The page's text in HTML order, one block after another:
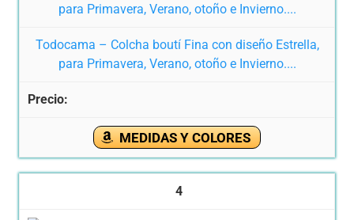
Todocama – Colcha boutí Fina con diseño Estrella,
para Primavera, Verano, otoño e Invierno....
MEDIDAS Y COLORES
4